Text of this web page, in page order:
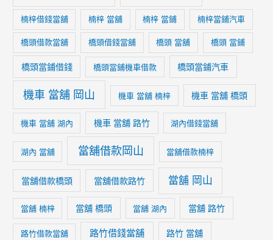
楠梓借錢當舖 楠梓 當舖 楠梓 當鋪 楠梓當鋪汽車
橋頭借款當舖 橋頭借錢當舖 橋頭 當舖 橋頭 當鋪
橋頭當鋪借錢 橋頭當鋪機車借款 橋頭當鋪汽車
機車 當舖 岡山 機車 當舖 楠梓 機車 當舖 橋頭
機車 當舖 湖內 機車 當舖 路竹 湖內借錢當舖
湖內 當舖 當舖借款岡山 當舖借款楠梓
當舖借款橋頭 當舖借款路竹 當舖 岡山
當舖 楠梓 當舖 橋頭 當舖 湖內 當舖 路竹
路竹借款當舖 路竹借錢當舖 路竹 當舖